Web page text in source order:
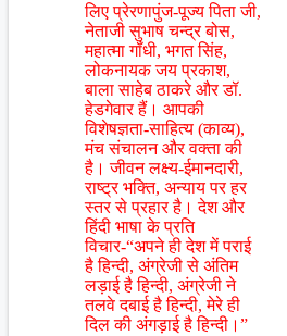
लिए प्रेरणापुंज-पूज्य पिता जी,
नेताजी सुभाष चन्द्र बोस,
महात्मा गॉंधी, भगत सिंह,
लोकनायक जय प्रकाश,
बाला साहेब ठाकरे और डॉ.
हेडगेवार हैं। आपकी
विशेषज्ञता-साहित्य (काव्य),
मंच संचालन और वक्ता की
है। जीवन लक्ष्य-ईमानदारी,
राष्ट्र भक्ति, अन्याय पर हर
स्तर से प्रहार है। देश और
हिंदी भाषा के प्रति
विचार-“अपने ही देश में पराई
है हिन्दी, अंग्रेजी से अंतिम
लड़ाई है हिन्दी, अंग्रेजी ने
तलवे दबाई है हिन्दी, मेरे ही
दिल की अंगड़ाई है हिन्दी।”